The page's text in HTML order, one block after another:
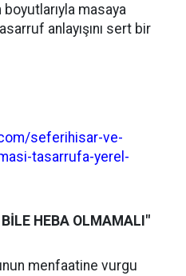
masaya
anlayışını sert bir
seferihisar-ve-
tasarrufa-yerel-
HEBA OLMAMALI"
menfaatine vurgu